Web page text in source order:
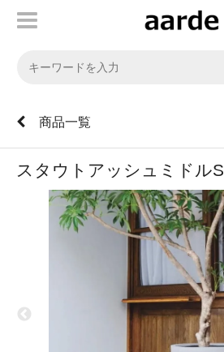
商品一覧
スタウトアッシュミドルS